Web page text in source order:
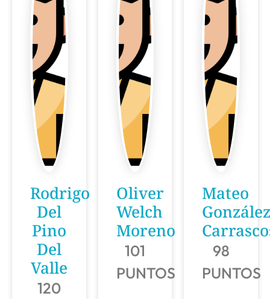
Rodrigo
Del
Pino
Del
Valle
120
Oliver
Welch
Moreno
101
PUNTOS
Mateo
98
PUNTOS